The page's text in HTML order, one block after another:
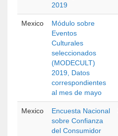
2019
Mexico
Módulo sobre
Eventos
Culturales
seleccionados
(MODECULT)
2019, Datos
correspondientes
al mes de mayo
Mexico
Encuesta Nacional
sobre Confianza
del Consumidor